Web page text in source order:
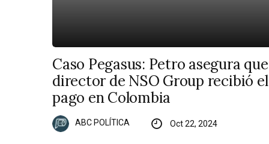
Caso Pegasus: Petro asegura que
director de NSO Group recibió el
pago en Colombia
ABC POLÍTICA Oct 22, 2024